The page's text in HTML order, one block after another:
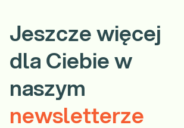
Jeszcze więcej
dla Ciebie w
naszym
newsletterze